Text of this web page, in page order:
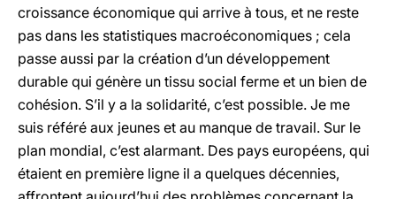
croissance économique qui arrive à tous, et ne reste
pas dans les statistiques macroéconomiques ; cela
passe aussi par la création d’un développement
durable qui génère un tissu social ferme et un bien de
cohésion. S’il y a la solidarité, c’est possible. Je me
suis référé aux jeunes et au manque de travail. Sur le
plan mondial, c’est alarmant. Des pays européens, qui
étaient en première ligne il a quelques décennies,